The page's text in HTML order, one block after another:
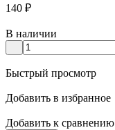
140 ₽
В наличии
Быстрый просмотр
Добавить в избранное
Добавить к сравнению